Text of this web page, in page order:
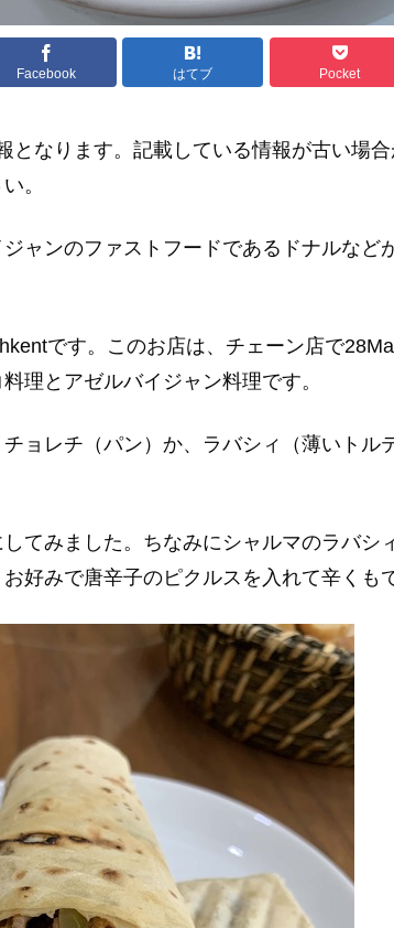
Facebook はてブ Pocket
となります。記載している情報が古い場
。
ャンのファストフードであるドナルなど
です。このお店は、チェーン店で
理とアゼルバイジャン料理です。
ョレチ（パン）か、ラバシィ（薄いトル
てみました。ちなみにシャルマのラバシ
好みで唐辛子のピクルスを入れて辛くも